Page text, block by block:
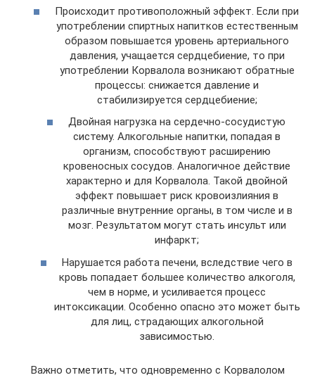
Происходит противоположный эффект. Если при
употреблении спиртных напитков естественным
образом повышается уровень артериального
давления, учащается сердцебиение, то при
употреблении Корвалола возникают обратные
процессы: снижается давление и
стабилизируется сердцебиение;
Двойная нагрузка на сердечно-сосудистую
систему. Алкогольные напитки, попадая в
организм, способствуют расширению
кровеносных сосудов. Аналогичное действие
характерно и для Корвалола. Такой двойной
эффект повышает риск кровоизлияния в
различные внутренние органы, в том числе и в
мозг. Результатом могут стать инсульт или
инфаркт;
Нарушается работа печени, вследствие чего в
кровь попадает большее количество алкоголя,
чем в норме, и усиливается процесс
интоксикации. Особенно опасно это может быть
для лиц, страдающих алкогольной
зависимостью.
Важно отметить, что одновременно с Корвалолом